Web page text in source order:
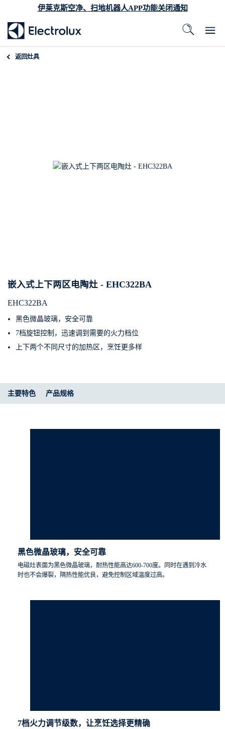
伊莱克斯空净、扫地机器人APP功能关闭通知
返回灶具
嵌入式上下两区电陶灶 - EHC322BA
EHC322BA
黑色微晶玻璃，安全可靠
7档旋钮控制，迅速调到需要的火力档位
上下两个不同尺寸的加热区，烹饪更多样
主要特色 产品规格​
黑色微晶玻璃，安全可靠
电磁灶表面为黑色微晶玻璃，耐热性能高达600-700度。同时在遇到冷水
时也不会爆裂，隔热性能优良，避免控制区域温度过高。
7档火力调节级数，让烹饪选择更精确